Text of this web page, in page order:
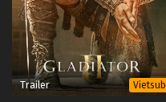
Trailer Vietsub